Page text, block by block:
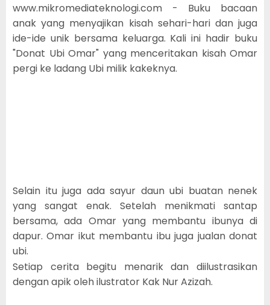
www.mikromediateknologi.com - Buku bacaan
anak yang menyajikan kisah sehari-hari dan juga
ide-ide unik bersama keluarga. Kali ini hadir buku
"Donat Ubi Omar" yang menceritakan kisah Omar
pergi ke ladang Ubi milik kakeknya.
Selain itu juga ada sayur daun ubi buatan nenek
yang sangat enak. Setelah menikmati santap
bersama, ada Omar yang membantu ibunya di
dapur. Omar ikut membantu ibu juga jualan donat
ubi.
Setiap cerita begitu menarik dan diilustrasikan
dengan apik oleh ilustrator Kak Nur Azizah.